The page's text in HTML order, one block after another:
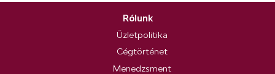
Rólunk
Üzletpolitika
Cégtörténet
Menedzsment